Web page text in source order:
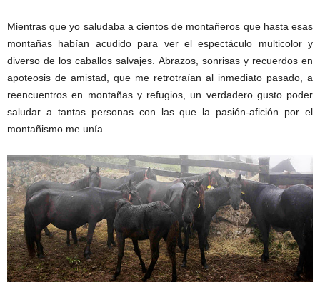
Mientras que yo saludaba a cientos de montañeros que hasta esas
montañas habían acudido para ver el espectáculo multicolor y
diverso de los caballos salvajes. Abrazos, sonrisas y recuerdos en
apoteosis de amistad, que me retrotraían al inmediato pasado, a
reencuentros en montañas y refugios, un verdadero gusto poder
saludar a tantas personas con las que la pasión-afición por el
montañismo me unía…